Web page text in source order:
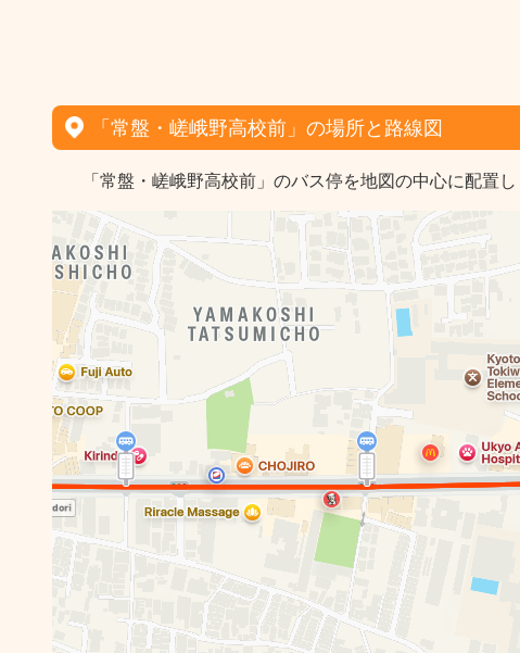
「常盤・嵯峨野高校前」の場所と路線図
「常盤・嵯峨野高校前」のバス停を地図の中心に配置